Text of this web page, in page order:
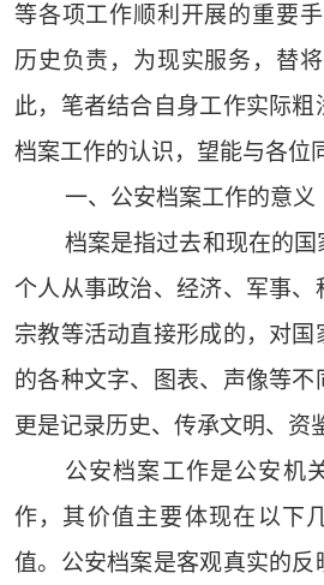
等各项工作顺利开展的重要
历史负责，为现实服务，替
此，笔者结合自身工作实际粗
档案工作的认识，望能与各位
一、公安档案工作的意义
档案是指过去和现在的
个人从事政治、经济、军事、
宗教等活动直接形成的，对国
的各种文字、图表、声像等不
更是记录历史、传承文明、资
公安档案工作是公安机
作，其价值主要体现在以下
值。公安档案是客观真实的反